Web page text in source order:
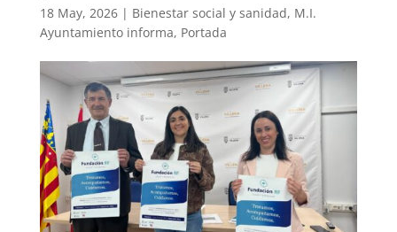
18 May, 2026| Bienestar social y sanidad, M.I.
Ayuntamiento informa, Portada